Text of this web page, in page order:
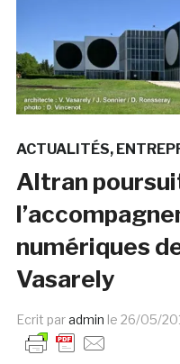
ACTUALITÉS
Altran
numériques
Vasarely
Ecrit paradmin le 26/05/